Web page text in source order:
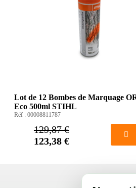
Lot de 12 Bombes de Marquage
Eco 500ml STIHL
Réf : 00008811787
129,87 €
123,38 €